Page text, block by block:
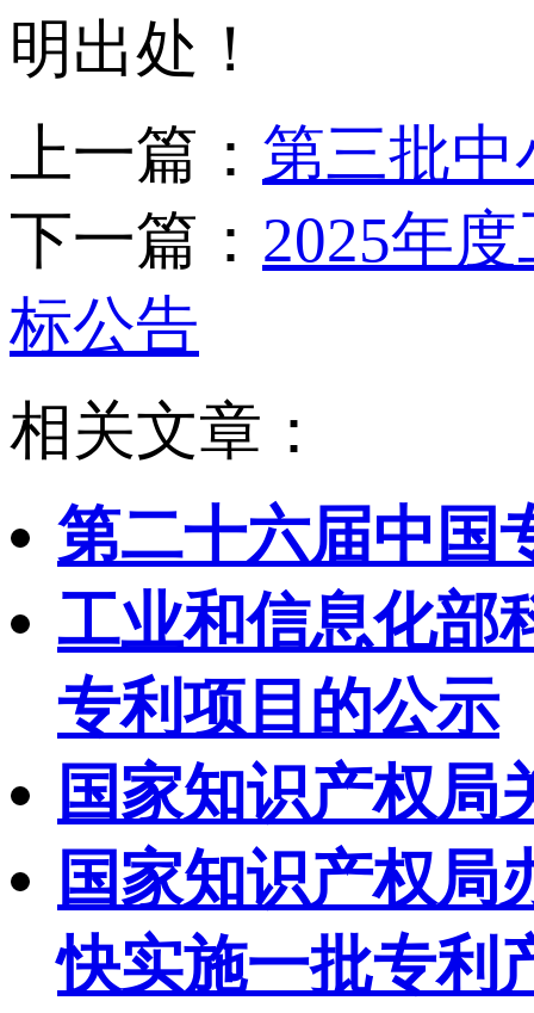
明出处！
上一篇： 第三批
下一篇： 2025年
标公告
相关文章：
第二十六届中国
工业和信息化部
专利项目的公示
国家知识产权局
国家知识产权局
快实施一批专利